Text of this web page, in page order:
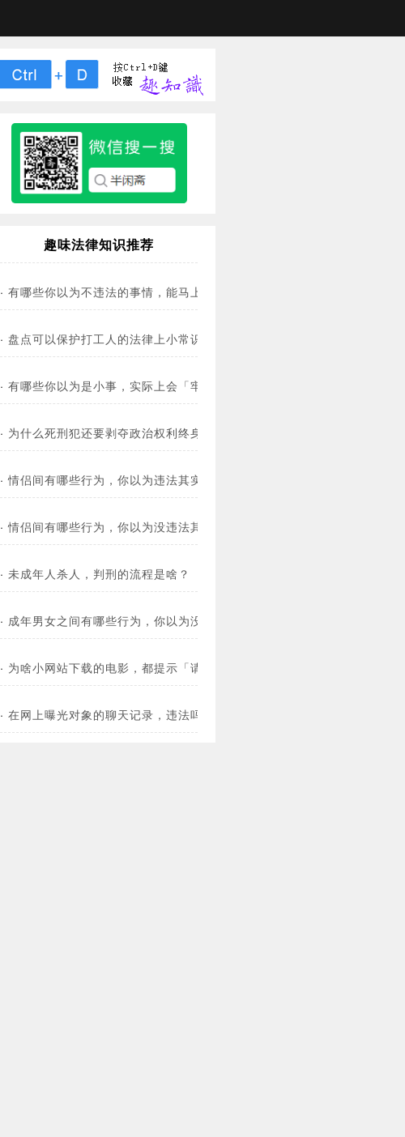
趣味法律知识推荐
· 有哪些你以为不违法的事情，能马上送你入狱？！
· 盘点可以保护打工人的法律上小常识！
· 有哪些你以为是小事，实际上会「牢底坐穿」的行为？(图)
· 为什么死刑犯还要剥夺政治权利终身？是防止他复活吗？
·情侣间有哪些行为，你以为违法其实是合法的？(图)
·情侣间有哪些行为，你以为没违法其实违法了？(图)
· 未成年人杀人，判刑的流程是啥？
· 成年男女之间有哪些行为，你以为没违法其实违法了？
· 为啥小网站下载的电影，都提示「请于24小时内删除」？
· 在网上曝光对象的聊天记录，违法吗？